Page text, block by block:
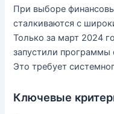
При выборе
сталкиваются с
Только за март 2024
запустили
Это требует
Ключевые